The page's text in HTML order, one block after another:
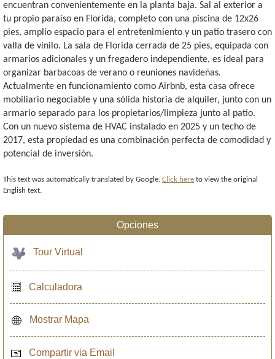
encuentran convenientemente en la planta baja. Sal al exterior a
tu propio paraíso en Florida, completo con una piscina de 12x26
pies, amplio espacio para el entretenimiento y un patio trasero con
valla de vinilo. La sala de Florida cerrada de 25 pies, equipada con
armarios adicionales y un fregadero independiente, es ideal para
organizar barbacoas de verano o reuniones navideñas.
Actualmente en funcionamiento como Airbnb, esta casa ofrece
mobiliario negociable y una sólida historia de alquiler, junto con un
armario separado para los propietarios/limpieza junto al patio.
Con un nuevo sistema de HVAC instalado en 2025 y un techo de
2017, esta propiedad es una combinación perfecta de comodidad y
potencial de inversión.
This text was automatically translated by Google. Click here to view the original
English text.
Opciones
Tour Virtual
Calculadora
Mostrar Mapa
Compartir via Email